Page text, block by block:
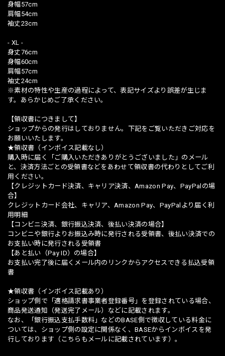
身幅57cm
肩幅54cm
袖丈23cm
- XL -
身丈76cm
身幅60cm
肩幅57cm
袖丈24cm
※素材の特性や生産の過程によって、表記サイズより誤差が生じま
す。あらかじめご了承ください。
【領収書につきまして】
ショップからの発行はしておりません。下記をご覧いただきご対応を
お願いいたします。
★領収書（インボイス記載なし）
購入時に届く「ご購入いただきありがとうございました」のメール
と、決済方法ごとの受領書などをあわせて領収書の代わりとしてご利
用ください。
【クレジットカード決済、キャリア決済、Amazon Pay、PayPalの場
合】
クレジットカード会社、キャリア、Amazon Pay、PayPalより届く利
用明細
【コンビニ決済、銀行振込決済、後払い決済の場合】
コンビニや銀行よりお振込み時に発行される受領書、後払い決済での
お支払い時に発行される受領書
【あと払い（Pay ID）の場合】
お支払い完了後に届くメール内のリンクからアクセスできる払込受領
書
★領収書（インボイス記載あり）
ショップ側で「適格請求書事業者登録番号」を登録されている場合、
商品発送通知（発送完了メール）などに記載されます。
なお、「銀行振込支払手数料」などのBASE側で徴収している料金に
ついては、ショップ側の設定に関係なく、BASEからインボイスを発
行しております（こちらもメールに記載されています）。